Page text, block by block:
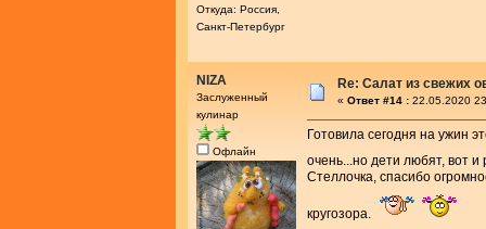
Откуда: Россия,
Санкт-Петербург
NIZA
Заслуженный
кулинар
Офлайн
Re: Салат из свежих
« Ответ #14 : 22.05.2020
Готовила сегодня на ужин
очень...но дети любят, вот
Стеллочка, спасибо
кругозора.